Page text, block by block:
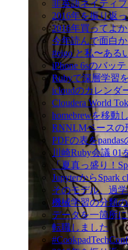
非英語ネイティ
2016年を振り返
2016年買ってよ
今年読んで面白
#eigo と私〜ある
iPhone 6sのバッ
Rubyで深層学習
icloudのカレンダ
Cloudera World
homebrewを移動
RNNLMベースの
PDFの表をpandas
川崎Ruby会議 01
「夏真っ盛り！
JupyterからSpark
そのモデル、過
機械学習の分類
データを一箇所
転職しました